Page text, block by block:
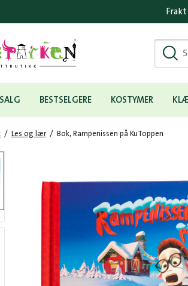
SALG BESTSELGERE KOSTYMER
/ Les og lær / Bok, Rampenissen på KuToppen